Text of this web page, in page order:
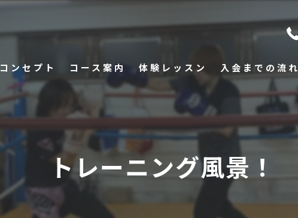
コンセプト コース案内 体験レッスン 入会までの流れ
トレーニング風景！